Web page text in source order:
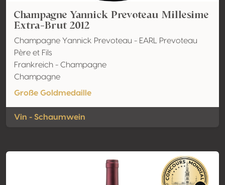
Champagne Yannick Prevoteau Millesime
Extra-Brut 2012
Champagne Yannick Prevoteau - EARL Prevoteau
Père et Fils
Frankreich - Champagne
Champagne
Große Goldmedaille
Vin - Schaumwein